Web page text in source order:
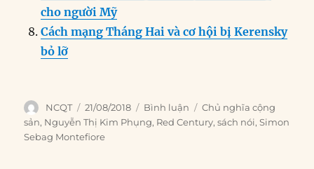
cho người Mỹ
Cách mạng Tháng Hai và cơ hội bị Kerensky
bỏ lỡ
Author
NCQT
Posted
on
21/08/2018 Categories
Bình luận Tags
Chủ nghĩa cộng
sản, Nguyễn Thị Kim Phụng, Red Century,sách nói,Simon
Sebag Montefiore